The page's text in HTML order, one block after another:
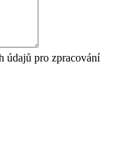
údajů pro zpracování